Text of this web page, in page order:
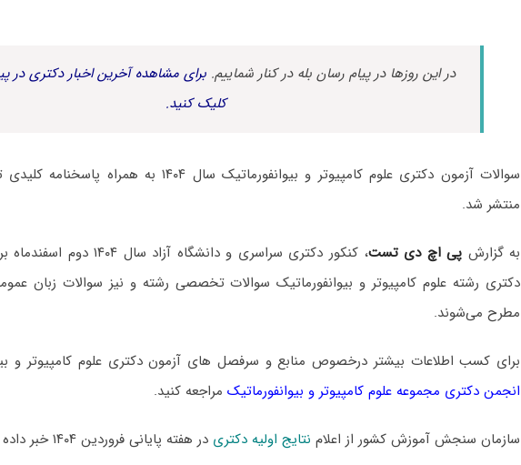
در این روزها در پیام رسان بله در کنار شماییم. برای مشاهده آخرین اخبار دکتری در
کلیک کنید.
سوالات آزمون دکتری علوم کامپیوتر و بیوانفورماتیک سال
منتشر شد.
به گزارش پی اچ دی تست
، کنکور دکتری سراسری و دانشگاه
دکتری رشته علوم کامپیوتر و بیوانفورماتیک سوالات تخصصی رشته و نیز سوالات زبان
مطرح می‌شوند.
برای کسب اطلاعات بیشتر درخصوص منابع و سرفصل های آزمون دکتری علوم کامپیوتر و
انجمن دکتری مجموعه علوم کامپیوتر و بیوانفورماتیکمراجعه کنید.
سازمان سنجش آموزش کشور از اعلام نتایج اولیه دکتری در هفته پایانی فروردین ۱۴۰۴ خبر داده است.